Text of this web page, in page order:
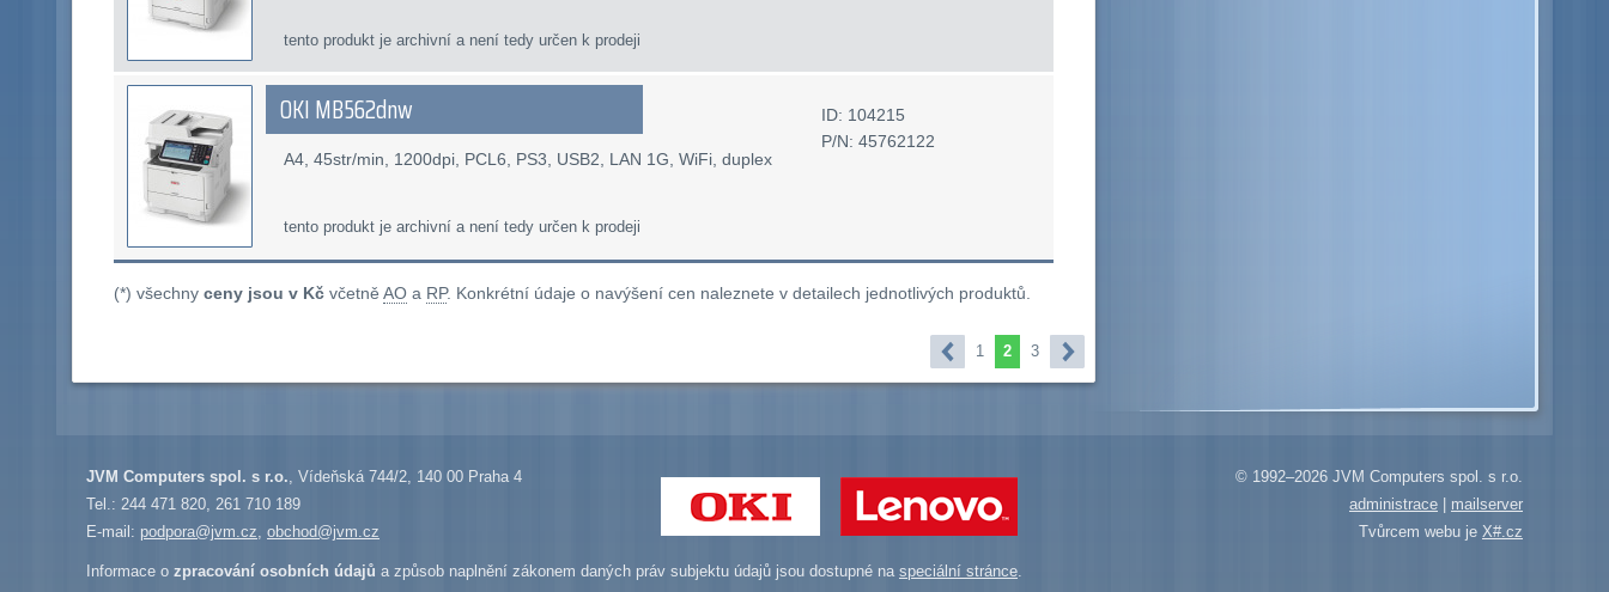
tento produkt je archivní a není tedy určen k prodeji
OKI MB562dnw
A4, 45str/min, 1200dpi, PCL6, PS3, USB2, LAN 1G, WiFi, duplex
tento produkt je archivní a není tedy určen k prodeji
ID: 104215
P/N: 45762122
(*) všechny ceny jsou v Kčvčetně AOa RP. Konkrétní údaje o navýšení cen naleznete v detailech jednotlivých produktů.
1 2 3
JVM Computers spol. s r.o., Vídeňská 744/2, 140 00 Praha 4
Tel.: 244 471 820, 261 710 189
E-mail: podpora@jvm.cz, obchod@jvm.cz
© 1992–2026 JVM Computers spol. s r.o.
administrace
mailserver
Tvůrcem webu je X#.cz
Informace o zpracování osobních údajů a způsob naplnění zákonem daných práv subjektu údajů jsou dostupné na speciální stránce.